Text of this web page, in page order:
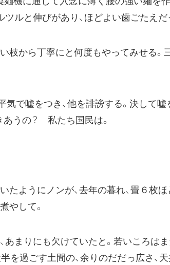
ルと伸びがあり、ほどよい歯ごたえだ
枝から丁寧にと何度もやってみせる。
で嘘をつき、他を誹謗する。決して嘘
うの？ 私たち国民は。
ようにノンが、去年の暮れ、畳６枚ほ
やして。
まりにも欠けていたと。若いころはま
を過ごす土間の、余りのだだっ広さ、